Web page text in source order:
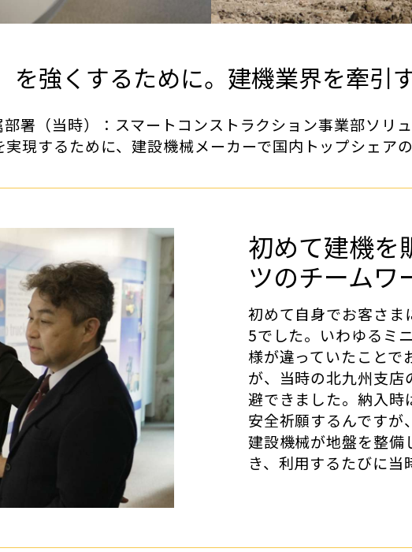
を強くするために。建機業界を牽引
署（当時）：スマートコンストラクション事業部ソリ
現するために、建設機械メーカーで国内トップシェア
初めて建機を
ツのチームワ
初めて自身でお客さ
5でした。いわゆるミ
様が違っていたことで
が、当時の北九州支
避できました。納入時
安全祈願するんですが
建設機械が地盤を整備
き、利用するたびに当